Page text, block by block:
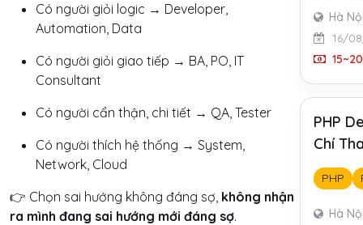
Có người giỏi logic → Developer,
Automation, Data
Có người giỏi giao tiếp → BA, PO, IT
Consultant
Có người cẩn thận, chi tiết → QA, Tester
Có người thích hệ thống → System,
Network, Cloud
👉 Chọn sai hướng không đáng sợ, không nhận
ra mình đang sai hướng mới đáng sợ.
Hà
16/
PHP
Chí
PHP
Hà